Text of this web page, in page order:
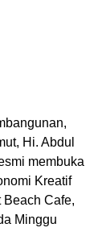
Hi. Abdul
membuka
Kreatif
Cafe,
Minggu